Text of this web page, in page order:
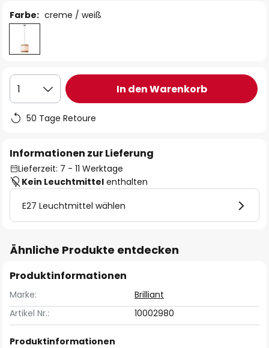
Farbe: creme / weiß
1 In den Warenkorb
50 Tage Retoure
Informationen zur Lieferung
Lieferzeit: 7 - 11 Werktage
Kein Leuchtmittel enthalten
E27 Leuchtmittel wählen
Ähnliche Produkte entdecken
Produktinformationen
Marke:
Brilliant
Artikel Nr.:
10002980
Produktinformationen